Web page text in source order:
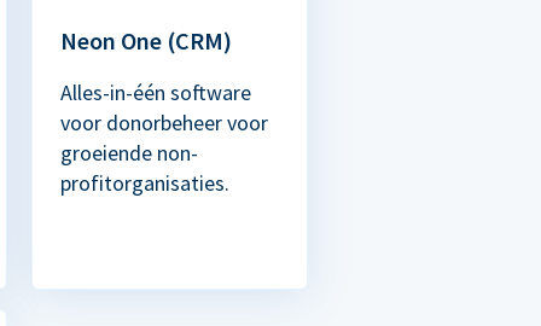
Neon One (CRM)
Alles-in-één software
voor donorbeheer voor
groeiende non-
profitorganisaties.